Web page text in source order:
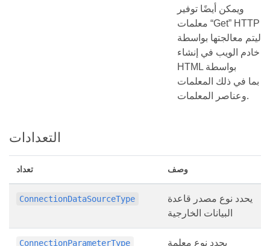
ويمكن أيضًا توفير
معلمات “Get” HTTP
ليتم معالجتها بواسطة
خادم الويب في إنشاء
HTML بواسطة
بما في ذلك المعلمات
وعناصر المعلمات.
التعدادات
تعداد وصف
ConnectionDataSourceType
يحدد نوع مصدر قاعدة
البيانات الخارجية
ConnectionParameterType
يحدد نوع معلمة